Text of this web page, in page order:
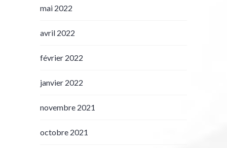
mai 2022
avril 2022
février 2022
janvier 2022
novembre 2021
octobre 2021